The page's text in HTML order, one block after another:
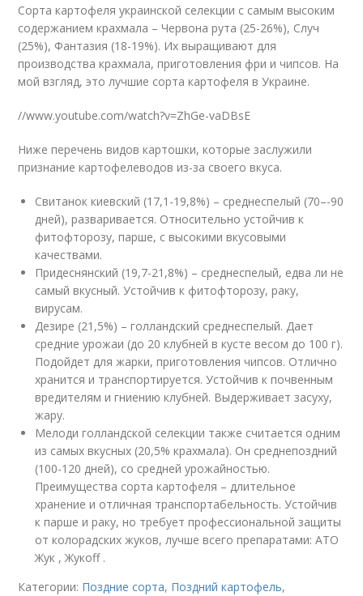
Сорта картофеля украинской селекции с самым высоким
содержанием крахмала – Червона рута (25-26%), Случ
(25%), Фантазия (18-19%). Их выращивают для
производства крахмала, приготовления фри и чипсов. На
мой взгляд, это лучшие сорта картофеля в Украине.
//www.youtube.com/watch?v=ZhGe-vaDBsE
Ниже перечень видов картошки, которые заслужили
признание картофелеводов из-за своего вкуса.
Свитанок киевский (17,1-19,8%) – среднеспелый (70–-90
дней), разваривается. Относительно устойчив к
фитофторозу, парше, с высокими вкусовыми
качествами.
Придеснянский (19,7-21,8%) – среднеспелый, едва ли не
самый вкусный. Устойчив к фитофторозу, раку,
вирусам.
Дезире (21,5%) – голландский среднеспелый. Дает
средние урожаи (до 20 клубней в кусте весом до 100 г).
Подойдет для жарки, приготовления чипсов. Отлично
хранится и транспортируется. Устойчив к почвенным
вредителям и гниению клубней. Выдерживает засуху,
жару.
Мелоди голландской селекции также считается одним
из самых вкусных (20,5% крахмала). Он среднепоздний
(100-120 дней), со средней урожайностью.
Преимущества сорта картофеля – длительное
хранение и отличная транспортабельность. Устойчив
к парше и раку, но требует профессиональной защиты
от колорадских жуков, лучше всего препаратами: АТО
Жук , Жукoff .
Категории: Поздние сорта, Поздний картофель,